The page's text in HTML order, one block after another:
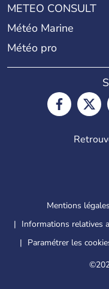
METEO CONSULT
Météo Marine
Météo pro
Mentions légales
Informations relatives
Paramétrer les
©